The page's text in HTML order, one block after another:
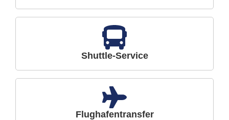
Shuttle-Service
Flughafentransfer